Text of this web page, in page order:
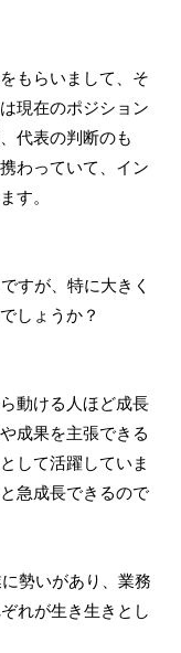
もらいまして、そ
現在のポジション
代表の判断のも
わっていて、イン
す。
すが、特に大きく
しょうか？
動ける人ほど成長
成果を主張できる
して活躍していま
急成長できるので
勢いがあり、業務
れが生き生きとし